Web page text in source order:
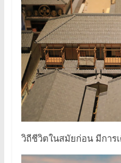
วิถีชีวิตในสมัยก่อน มีการ